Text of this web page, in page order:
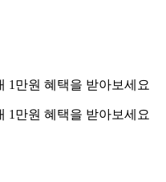
1만원 혜택을 받아보세요
1만원 혜택을 받아보세요